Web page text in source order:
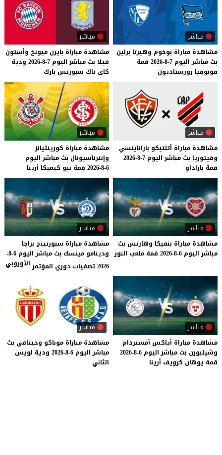
مباشر
مشاهدة مباراة بوخوم وهيرتا برلين
بث مباشر اليوم 7-8-2026
قمة
فونوفيا رورستاديون
مباشر
مشاهدة مباراة بايرن ميونخ وأستون
فيلا بث مباشر اليوم 7-8-2026
ودية
كاي تاك سبورتس بارك
مباشر
مشاهدة مباراة أتلتيكو باراناينسي
وفيتوريا بث مباشر اليوم 7-8-2026
قمة باراداو
مباشر
مشاهدة مباراة كورينثيانز
وإنترناسيونال بث مباشر اليوم
6-8-2026
قمة نيو كيميكا أرينا
مباشر
مشاهدة مباراة بنفيكا وهارتس بث
مباشر اليوم 6-8-2026 قمة ملعب النور
مباشر
مشاهدة مباراة سبورتينج براجا
ودينامو مينسك بث مباشر اليوم 6-8-
2026 تصفيات دوري المؤتمر
الأوروبي
مباشر
مشاهدة مباراة أياكس أمستردام
وشيلبورن بث مباشر اليوم 6-8-2026
قمة يوهان كرويف أرينا
مباشر
مشاهدة مباراة موناكو وخيتافي بث
مباشر اليوم 6-8-2026 ودية لويس
الثاني